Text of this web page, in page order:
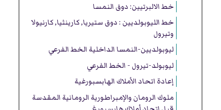
خط الالبرتيين: دوق النمسا
خط الليوبولديين : دوق ستيريا, كارينثيا, كارنيولا
وتيرول
ليوبولديين-النمسا الداخلية الخط الفرعي
ليوبولد-تيرول - الخط الفرعي
إعادة اتحاد الأملاك الهابسبورغية
ملوك الرومان والإمبراطورية الرومانية المقدسة